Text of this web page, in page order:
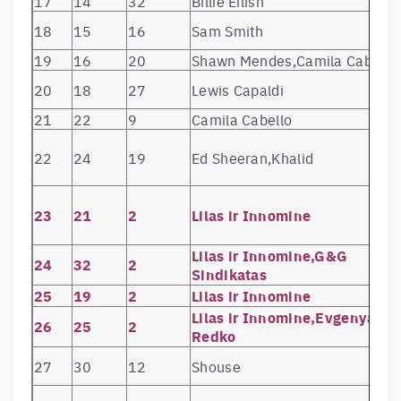
21 36 5 Zivert
Vinyl #1
22
10 2
Cigarettes After
Sex
Cry
23
19 16 Jax Jones
Snacks
24
18 54 Joji
25
20 58 Travis Scott
ASTROWORLD
Shawn
(Deluxe)
Sindikatas
30
27 25
Tyler, The
Creator
IGOR
31 28 28
Beissoul &
Einius
White Crow
32
29 38 ba.
34 37 62
Justinas
Justinas
18
15 16
Sam Smith
19
16 20
Shawn Mendes,Camila Cabello
20
18 27
Lewis Capaldi
21
22 9
Camila Cabello
22
24 19 Ed Sheeran,Khalid
23 21 2 Lilas ir Innomine
24 32 2
Lilas ir Innomine,G&G
Sindikatas
25
19 2
Lilas ir Innomine
26
25 2
Lilas ir Innomine,Evgenya
Redko
27 30 12 Shouse